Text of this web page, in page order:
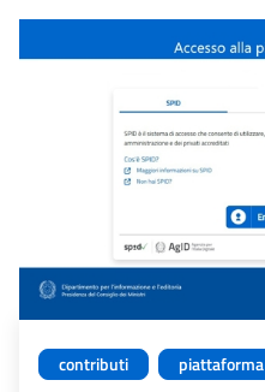
contributi piattaforma